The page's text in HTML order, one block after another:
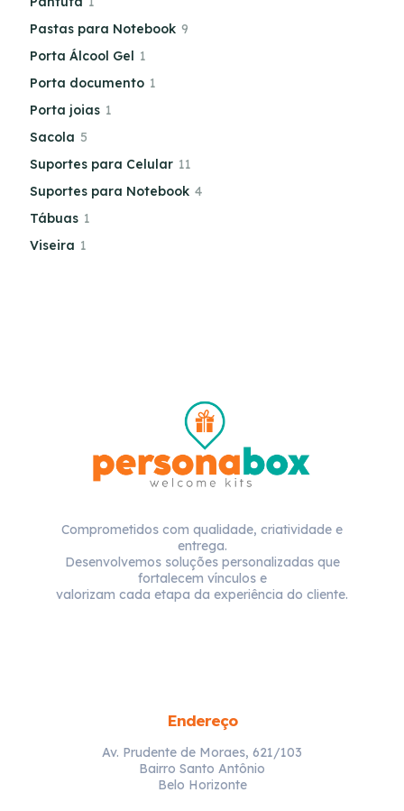
Pastas para Notebook 9
Porta Álcool Gel 1
Porta documento 1
Porta joias 1
Sacola 5
Suportes para Celular 11
Suportes para Notebook 4
Tábuas 1
Viseira 1
Comprometidos com qualidade, criatividade e
entrega.
Desenvolvemos soluções personalizadas que
fortalecem vínculos e
valorizam cada etapa da experiência do cliente.
Endereço
Av. Prudente de Moraes, 621/103
Bairro Santo Antônio
Belo Horizonte